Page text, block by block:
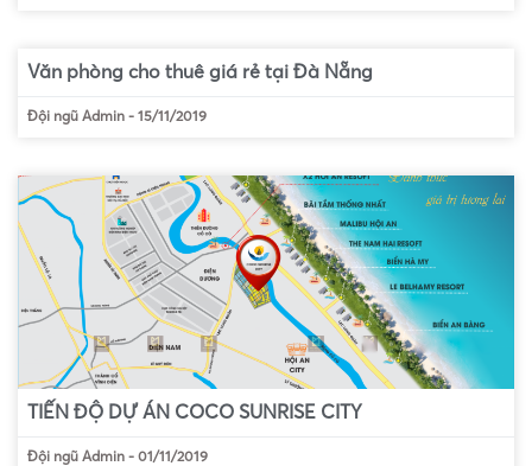
Văn phòng cho thuê giá rẻ tại Đà Nẵng
Đội ngũ Admin - 15/11/2019
TIẾN ĐỘ DỰ ÁN COCO SUNRISE CITY
Đội ngũ Admin - 01/11/2019